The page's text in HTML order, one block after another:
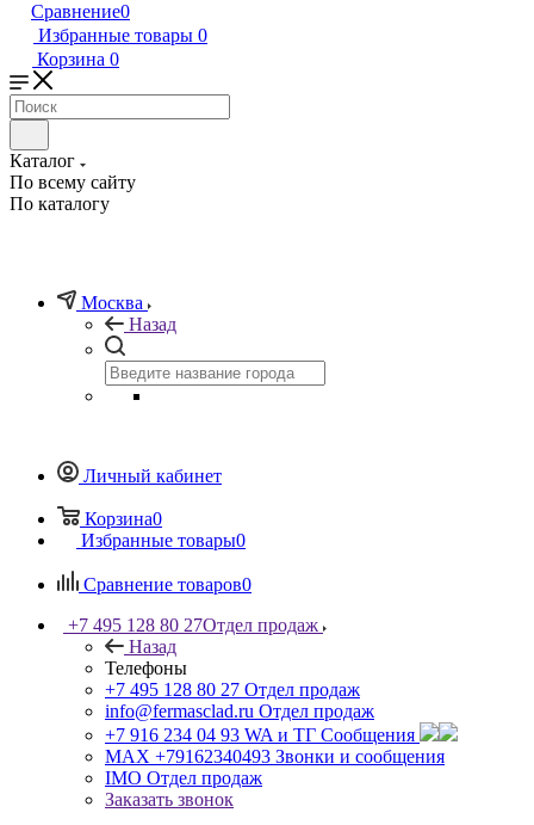
Сравнение0
Избранные товары 0
Корзина 0
Каталог
По всему сайту
По каталогу
Москва
Назад
Личный кабинет
Корзина0
Избранные товары0
Сравнение товаров0
+7 495 128 80 27Отдел продаж
Назад
Телефоны
+7 495 128 80 27 Отдел продаж
info@fermasclad.ru Отдел продаж
+7 916 234 04 93 WA и ТГ Сообщения
MAX +79162340493 Звонки и сообщения
IMO Отдел продаж
Заказать звонок